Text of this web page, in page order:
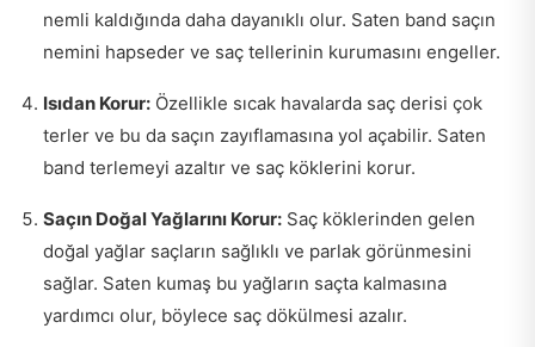
nemli kaldığında daha dayanıklı olur. Saten band saçın
nemini hapseder ve saç tellerinin kurumasını engeller.
Isıdan Korur: Özellikle sıcak havalarda saç derisi çok
terler ve bu da saçın zayıflamasına yol açabilir. Saten
band terlemeyi azaltır ve saç köklerini korur.
Saçın Doğal Yağlarını Korur: Saç köklerinden gelen
doğal yağlar saçların sağlıklı ve parlak görünmesini
sağlar. Saten kumaş bu yağların saçta kalmasına
yardımcı olur, böylece saç dökülmesi azalır.